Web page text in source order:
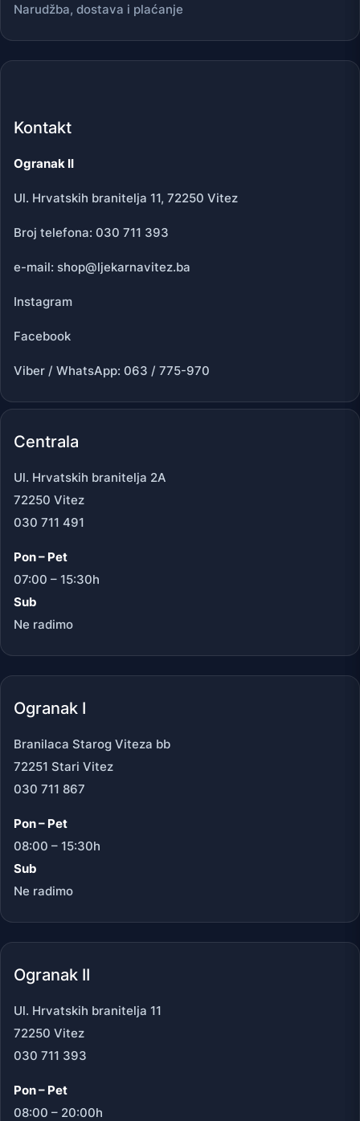
Narudžba, dostava i plaćanje
Kontakt
Ogranak II
Ul. Hrvatskih branitelja 11, 72250 Vitez
Broj telefona: 030 711 393
e-mail: shop@ljekarnavitez.ba
Instagram
Facebook
Viber / WhatsApp: 063 / 775-970
Centrala
Ul. Hrvatskih branitelja 2A
72250 Vitez
030 711 491
Pon – Pet
07:00 – 15:30h
Sub
Ne radimo
Ogranak I
Branilaca Starog Viteza bb
72251 Stari Vitez
030 711 867
Pon – Pet
08:00 – 15:30h
Sub
Ne radimo
Ogranak II
Ul. Hrvatskih branitelja 11
72250 Vitez
030 711 393
Pon – Pet
08:00 – 20:00h